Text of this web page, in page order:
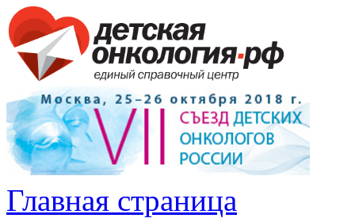
Главная страница